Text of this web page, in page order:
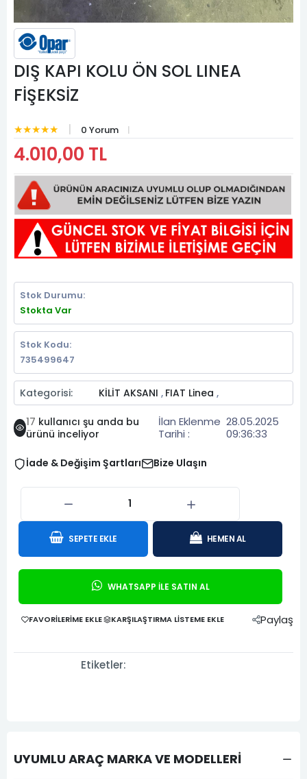
DIŞ KAPI KOLU ÖN SOL LINEA
FİŞEKSİZ
★★★★★ 0 Yorum
4.010,00 TL
Stok Durumu:
Stokta Var
Stok Kodu:
735499647
Kategorisi: KİLİT AKSANI , FIAT Linea ,
17 kullanıcı şu anda bu
ürünü inceliyor
İlan Eklenme
Tarihi :
28.05.2025
09:36:33
İade & Değişim Şartları Bize Ulaşın
SEPETE EKLE HEMEN AL
WHATSAPP İLE SATIN AL
FAVORILERIME EKLE KARŞILAŞTIRMA LISTEME EKLE Paylaş
Etiketler:
UYUMLU ARAÇ MARKA VE MODELLERİ